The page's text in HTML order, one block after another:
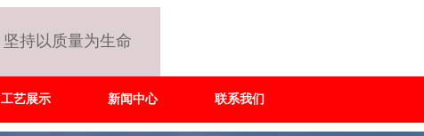
坚持以质量为生命
工艺展示 新闻中心 联系我们